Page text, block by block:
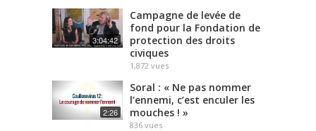
3:04:42
Campagne de levée de
fond pour la Fondation de
protection des droits
civiques
1,872 vues
2:26
Soral : « Ne pas nommer
l’ennemi, c’est enculer les
mouches ! »
836 vues